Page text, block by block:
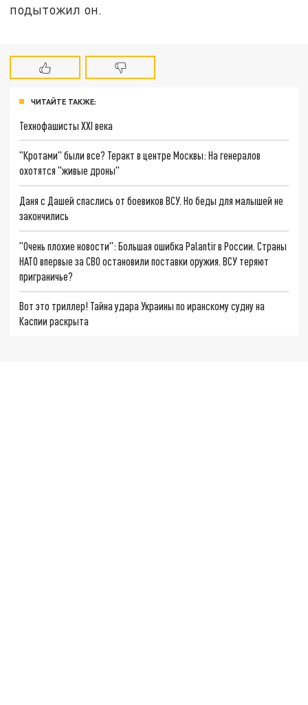
подытожил он.
ЧИТАЙТЕ ТАКЖЕ:
Технофашисты XXI века
"Кротами" были все? Теракт в центре Москвы: На генералов
охотятся "живые дроны"
Даня с Дашей спаслись от боевиков ВСУ. Но беды для малышей не
закончились
"Очень плохие новости": Большая ошибка Palantir в России. Страны
НАТО впервые за СВО остановили поставки оружия. ВСУ теряют
приграничье?
Вот это триллер! Тайна удара Украины по иранскому судну на
Каспии раскрыта